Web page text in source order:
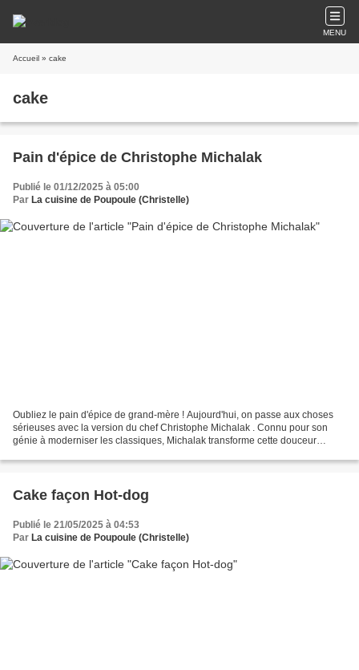
MENU
Accueil » cake
cake
Pain d'épice de Christophe Michalak
Publié le 01/12/2025 à 05:00
Par La cuisine de Poupoule (Christelle)
Oubliez le pain d'épice de grand-mère ! Aujourd'hui, on passe aux choses
sérieuses avec la version du chef Christophe Michalak . Connu pour son
génie à moderniser les classiques, Michalak transforme cette douceur
Cake façon Hot-dog
Publié le 21/05/2025 à 04:53
Par La cuisine de Poupoule (Christelle)